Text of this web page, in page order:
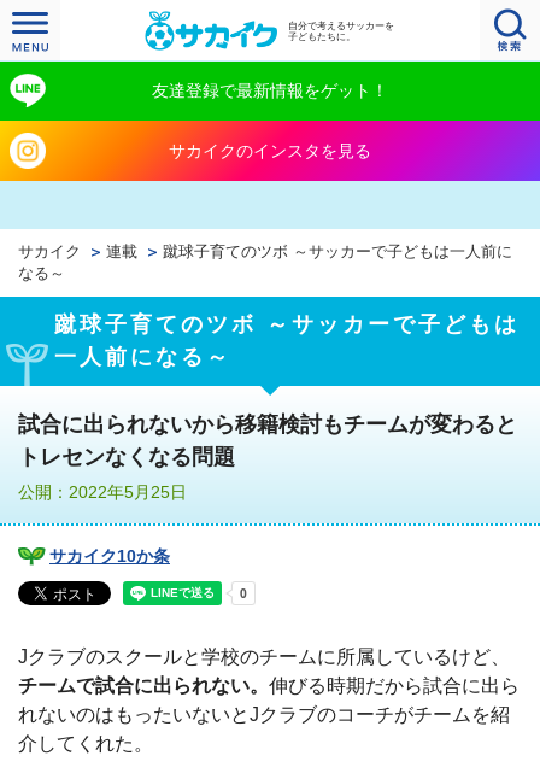
自分で考えるサッカーを
子どもたちに。
友達登録で最新情報をゲット！
サカイクのインスタを見る
サカイク 連載
蹴球子育てのツボ ～サッカーで子どもは一人前に
なる～
蹴球子育てのツボ ～サッカーで子どもは
一人前になる～
試合に出られないから移籍検討もチームが変わると
トレセンなくなる問題
公開：2022年5月25日
サカイク10か条
Jクラブのスクールと学校のチームに所属しているけど、
チームで試合に出られない。 伸びる時期だから試合に出ら
れないのはもったいないとJクラブのコーチがチームを紹
介してくれた。